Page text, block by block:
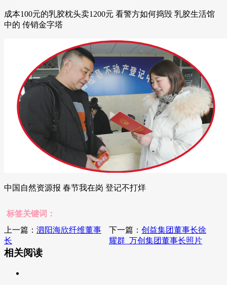
成本100元的乳胶枕头卖1200元 看警方如何捣毁 乳胶生活馆
中的 传销金字塔
中国自然资源报 春节我在岗 登记不打烊
标签关键词：
上一篇： 泗阳海欣纤维董事
长
下一篇：创益集团董事长徐
耀群_万创集团董事长照片
相关阅读